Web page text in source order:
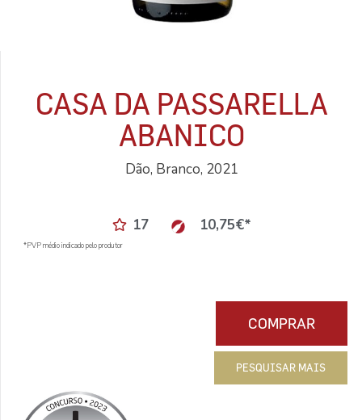
CASA DA PASSARELLA
ABANICO
Dão, Branco, 2021
17 10,75€*
*PVP médio indicado pelo produtor
COMPRAR
PESQUISAR MAIS